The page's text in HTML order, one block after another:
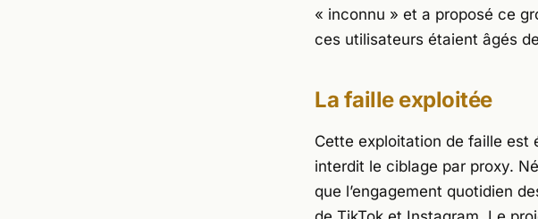
« inconnu » et a proposé ce
ces utilisateurs étaient âgés
La faille exploitée
Cette exploitation de faille est
interdit le ciblage par proxy.
que l’engagement quotidien